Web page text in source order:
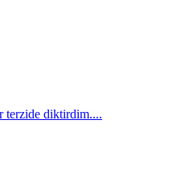
terzide diktirdim....